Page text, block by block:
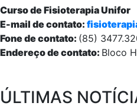
Curso de Fisioterapia Unifor
E-mail de contato:
Fone de contato: (85)
Endereço de contato: Bloco
ÚLTIMAS